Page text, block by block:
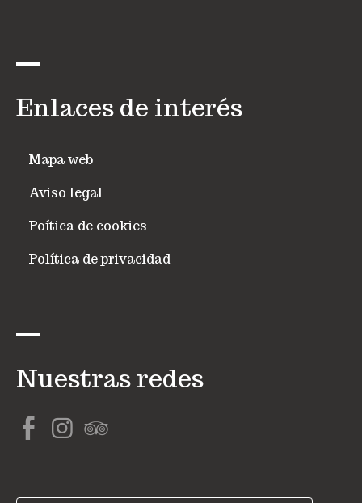
Enlaces de interés
Mapa web
Aviso legal
Poítica de cookies
Política de privacidad
Nuestras redes